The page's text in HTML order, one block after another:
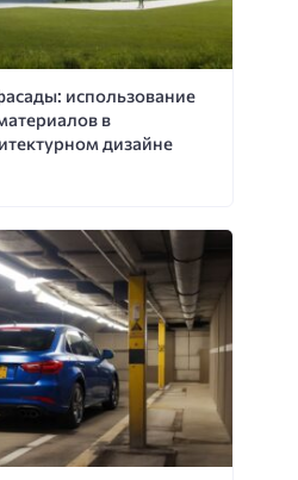
использование
в
дизайне